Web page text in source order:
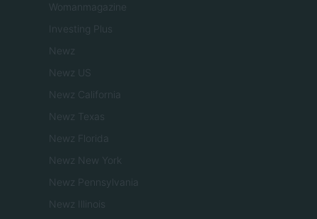
Womanmagazine
Investing Plus
Newz
Newz US
Newz California
Newz Texas
Newz Florida
Newz New York
Newz Pennsylvania
Newz Illinois